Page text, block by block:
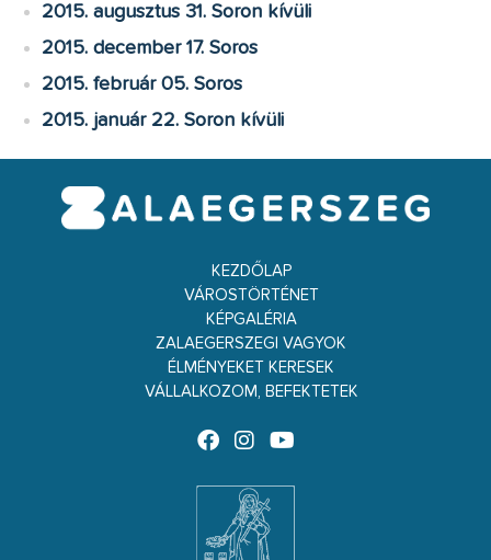
2015. augusztus 31. Soron kívüli
2015. december 17. Soros
2015. február 05. Soros
2015. január 22. Soron kívüli
KEZDŐLAP
VÁROSTÖRTÉNET
KÉPGALÉRIA
ZALAEGERSZEGI VAGYOK
ÉLMÉNYEKET KERESEK
VÁLLALKOZOM, BEFEKTETEK